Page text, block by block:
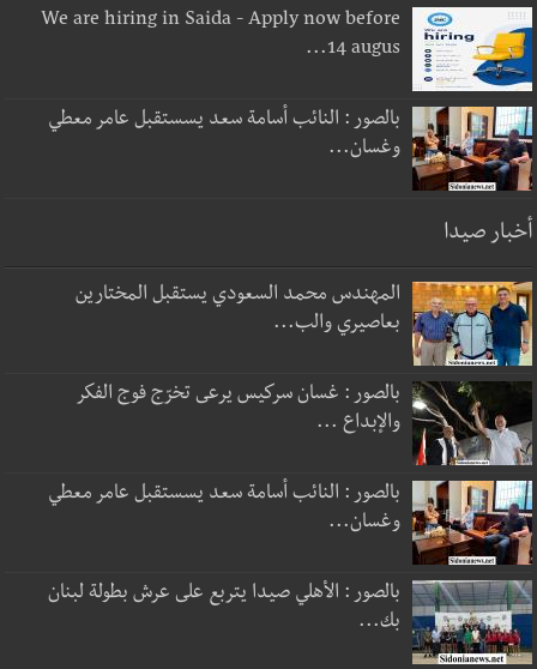
We are hiring in Saida - Apply now before
14 augus...
بالصور : النائب أسامة سعد يسستقبل عامر معطي
وغسان...
أخبار صيدا
المهندس محمد السعودي يستقبل المختارين
بعاصيري والب...
بالصور : غسان سركيس يرعى تخرّج فوج الفكر
والإبداع ...
بالصور : النائب أسامة سعد يسستقبل عامر معطي
وغسان...
بالصور : الأهلي صيدا يتربع على عرش بطولة لبنان
بك...